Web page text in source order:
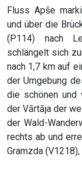
Fluss Apše
und über die
(P114) nach
schlängelt sich
nach 1,7 km auf
der Umgebung
die schönen und
der Vārtāja der
der Wald-
rechts ab und
Gramzda